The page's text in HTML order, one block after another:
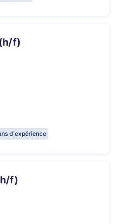
f)
d'expérience
f)